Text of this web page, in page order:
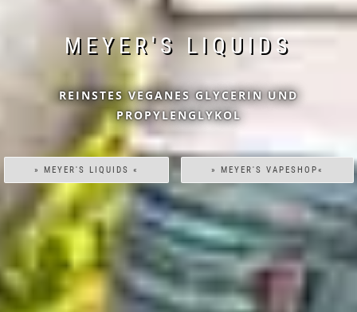
MEYER'S LIQUIDS
REINSTES VEGANES GLYCERIN UND
PROPYLENGLYKOL
» MEYER'S LIQUIDS « » MEYER'S VAPESHOP«